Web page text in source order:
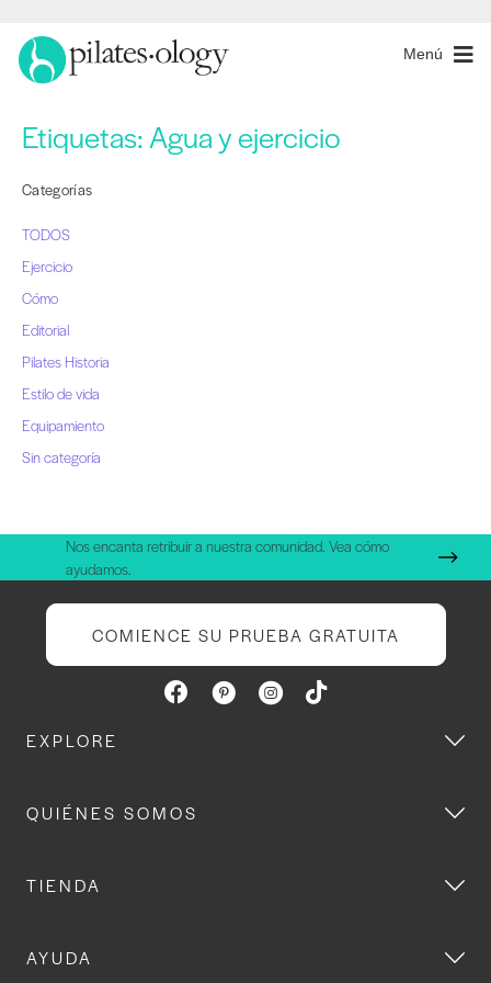
Menú
Etiquetas:Agua y ejercicio
Categorías
TODOS
Ejercicio
Cómo
Editorial
Pilates Historia
Estilo de vida
Equipamiento
Sin categoría
Nos encanta retribuir a nuestra comunidad. Vea cómo
ayudamos.
COMIENCE SU PRUEBA GRATUITA
EXPLORE
QUIÉNES SOMOS
TIENDA
AYUDA